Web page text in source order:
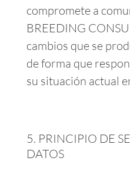
compromete a
BREEDING
cambios que se
de forma que
su situación actual
PRINCIPIO DE
DATOS